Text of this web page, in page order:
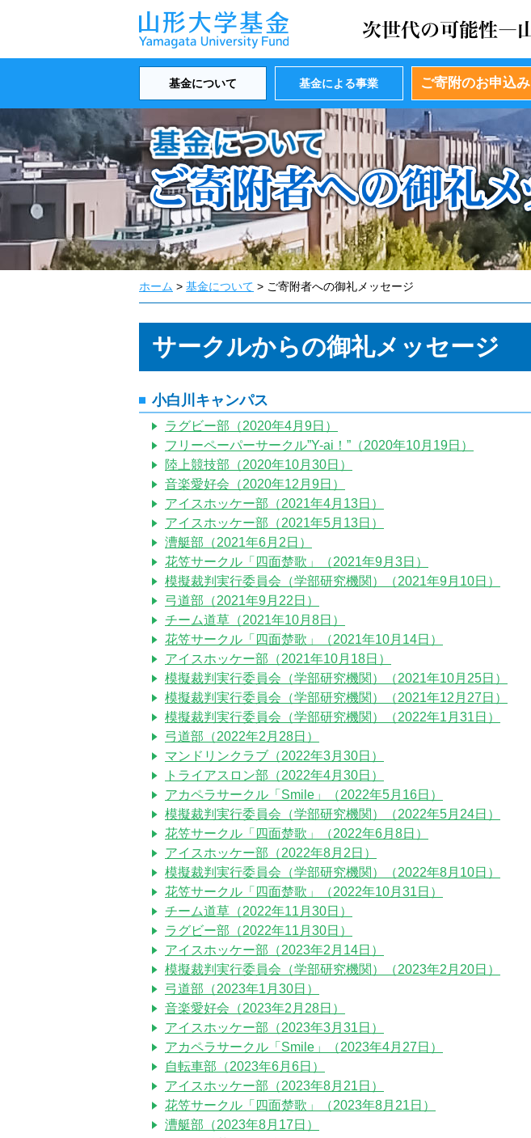
基金について 基金による事業 ご寄附のお申込み
ホーム > 基金について > ご寄附者への御礼メッセージ
サークルからの御礼メッセージ
小白川キャンパス
ラグビー部（2020年4月9日）
フリーペーパーサークル”Y-ai！”（2020年10月19日）
陸上競技部（2020年10月30日）
音楽愛好会（2020年12月9日）
アイスホッケー部（2021年4月13日）
アイスホッケー部（2021年5月13日）
漕艇部（2021年6月2日）
花笠サークル「四面楚歌」（2021年9月3日）
模擬裁判実行委員会（学部研究機関）（2021年9月10日）
弓道部（2021年9月22日）
チーム道草（2021年10月8日）
花笠サークル「四面楚歌」（2021年10月14日）
アイスホッケー部（2021年10月18日）
模擬裁判実行委員会（学部研究機関）（2021年10月25日）
模擬裁判実行委員会（学部研究機関）（2021年12月27日）
模擬裁判実行委員会（学部研究機関）（2022年1月31日）
弓道部（2022年2月28日）
マンドリンクラブ（2022年3月30日）
トライアスロン部（2022年4月30日）
アカペラサークル「Smile」（2022年5月16日）
模擬裁判実行委員会（学部研究機関）（2022年5月24日）
花笠サークル「四面楚歌」（2022年6月8日）
アイスホッケー部（2022年8月2日）
模擬裁判実行委員会（学部研究機関）（2022年8月10日）
花笠サークル「四面楚歌」（2022年10月31日）
チーム道草（2022年11月30日）
ラグビー部（2022年11月30日）
アイスホッケー部（2023年2月14日）
模擬裁判実行委員会（学部研究機関）（2023年2月20日）
弓道部（2023年1月30日）
音楽愛好会（2023年2月28日）
アイスホッケー部（2023年3月31日）
アカペラサークル「Smile」（2023年4月27日）
自転車部（2023年6月6日）
アイスホッケー部（2023年8月21日）
花笠サークル「四面楚歌」（2023年8月21日）
漕艇部（2023年8月17日）